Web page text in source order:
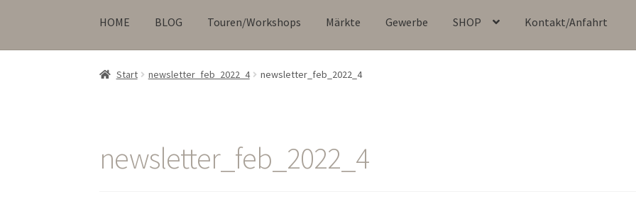
HOME BLOG Touren/Workshops Märkte Gewerbe SHOP Kontakt/Anfahrt
Start newsletter_feb_2022_4 newsletter_feb_2022_4
newsletter_feb_2022_4